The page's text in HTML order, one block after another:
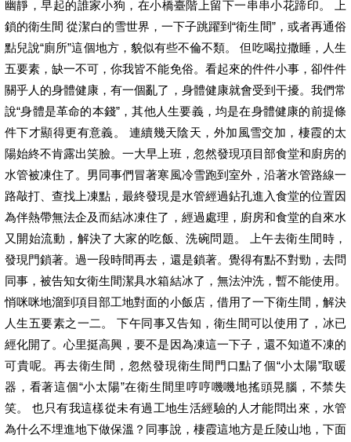
幽靜，早起的誰家小狗，在小橋臺階上留下一串串小花蹄印。 上
鎖的衛生間 從潔白的雪世界，一下子跳躍到“衛生間”，或者再通俗
點兒說“廁所”這個地方，貌似有些不倫不類。 但吃喝拉撒睡，人生
五要素，缺一不可，你我皆不能免俗。看起來的件件小事，卻件件
關乎人的身體健康，有一個亂了，身體健康就會受到干擾。我們常
說“身體是革命的本錢”，其他人生要義，均是在身體健康的前提條
件下才顯得更有意義。 連續幾天陰天，外加風雪交加，棲霞的太
陽始終不肯露出笑臉。一大早上班，忽然發現項目部食堂和廚房的
水管被凍住了。男同事們冒著寒風冷雪跑到室外，沿著水管路線一
路敲打、查找上凍點，最終發現是水管經過鉆孔進入食堂的位置因
為伴熱帶無法企及而結冰凍住了，經過處理，廚房和食堂的自來水
又開始流動，解決了大家的吃飯、洗碗問題。 上午去衛生間時，
發現門鎖著。過一段時間再去，還是鎖著。覺得有點不對勁，去問
同事，被告知女衛生間潔具水箱結冰了，無法沖洗，暫不能使用。
悄咪咪地溜到項目部工地對面的小飯店，借用了一下衛生間，解決
人生五要素之一二。 下午同事又告知，衛生間可以使用了，冰已
經化開了。心里挺高興，要不是因為凍這一下子，還不知道不凍的
可貴呢。再去衛生間，忽然發現衛生間門口點了個“小太陽”取暖
器，看著這個“小太陽”在衛生間里哼哼嘰嘰地搖頭晃腦，不禁失
笑。 也只有我這樣從未有過工地生活經驗的人才能問出來，水管
為什么不埋進地下做保溫？同事說，棲霞這地方是丘陵山地，下面